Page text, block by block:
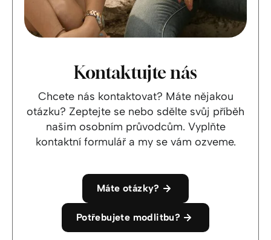
Kontaktujte nás
Chcete nás kontaktovat? Máte nějakou
otázku? Zeptejte se nebo sdělte svůj příběh
našim osobním průvodcům. Vyplňte
kontaktní formulář a my se vám ozveme.
Máte otázky?
Potřebujete modlitbu?